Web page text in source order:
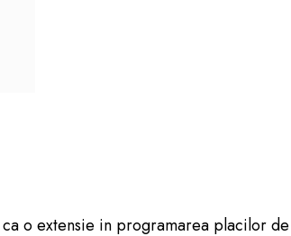
o extensie in programarea placilor